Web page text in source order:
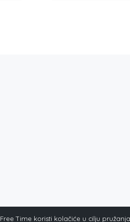
Free Time koristi kolačiće u cilju